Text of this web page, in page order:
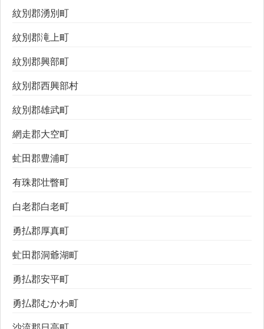
紋別郡湧別町
紋別郡滝上町
紋別郡興部町
紋別郡西興部村
紋別郡雄武町
網走郡大空町
虻田郡豊浦町
有珠郡壮瞥町
白老郡白老町
勇払郡厚真町
虻田郡洞爺湖町
勇払郡安平町
勇払郡むかわ町